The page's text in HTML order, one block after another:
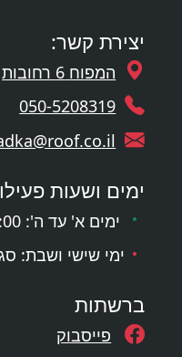
יצירת קשר:
המפוח 6 רחובות
050-5208319
ימים ושעות
ימים א' עד ה': 07:30-16:00
ימי שישי ושבת:
ברשתות
פייסבוק